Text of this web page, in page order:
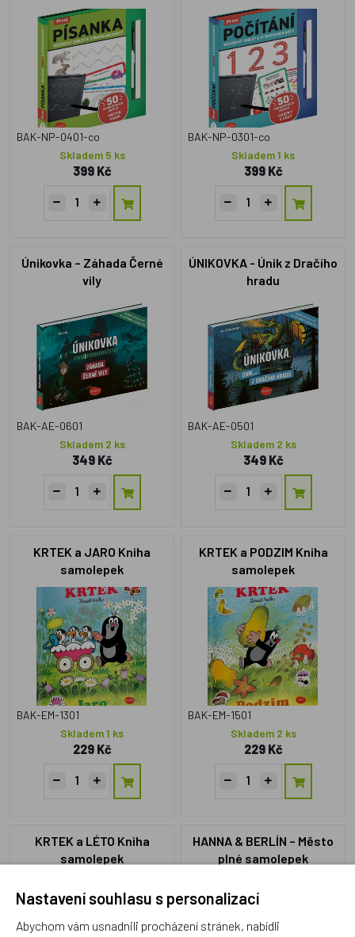
PÍSANKA
BAK-NP-0401-co
Skladem 5 ks
399 Kč
POČÍTÁNÍ
BAK-NP-0301-co
Skladem 1 ks
399 Kč
Únikovka – Záhada Černé
vily
BAK-AE-0601
Skladem 2 ks
349 Kč
ÚNIKOVKA - Únik z Dračího
hradu
BAK-AE-0501
Skladem 2 ks
349 Kč
KRTEK a JARO Kniha
samolepek
BAK-EM-1301
Skladem 1 ks
229 Kč
KRTEK a PODZIM Kniha
samolepek
BAK-EM-1501
Skladem 2 ks
229 Kč
KRTEK a LÉTO Kniha
samolepek
HANNA & BERLÍN – Město
plné samolepek
Nastavení souhlasu s personalizací
Abychom vám usnadnili procházení stránek, nabídli